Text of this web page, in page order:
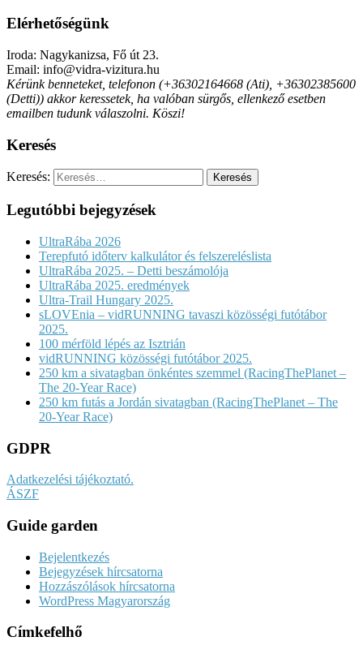
Elérhetőségünk
Iroda: Nagykanizsa, Fő út 23.
Email: info@vidra-vizitura.hu
Kérünk benneteket, telefonon (+36302164668 (Ati), +36302385600
(Detti)) akkor keressetek, ha valóban sürgős, ellenkező esetben
emailben tudunk válaszolni. Köszi!
Keresés
Keresés:
Legutóbbi bejegyzések
UltraRába 2026
Terepfutó időterv kalkulátor és felszereléslista
UltraRába 2025. – Detti beszámolója
UltraRába 2025. eredmények
Ultra-Trail Hungary 2025.
sLOVEnia – vidRUNNING tavaszi közösségi futótábor
2025.
100 mérföld lépés az Isztrián
vidRUNNING közösségi futótábor 2025.
250 km a sivatagban önkéntes szemmel (RacingThePlanet –
The 20-Year Race)
250 km futás a Jordán sivatagban (RacingThePlanet – The
20-Year Race)
GDPR
Adatkezelési tájékoztató.
ÁSZF
Guide garden
Bejelentkezés
Bejegyzések hírcsatorna
Hozzászólások hírcsatorna
WordPress Magyarország
Címkefelhő